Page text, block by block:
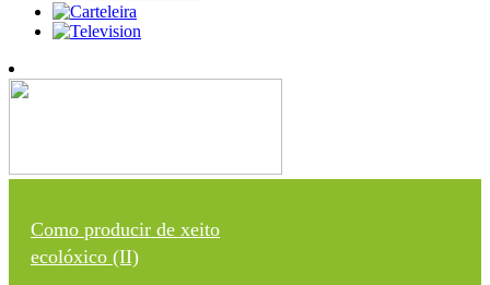
Como producir de xeito
ecolóxico (II)